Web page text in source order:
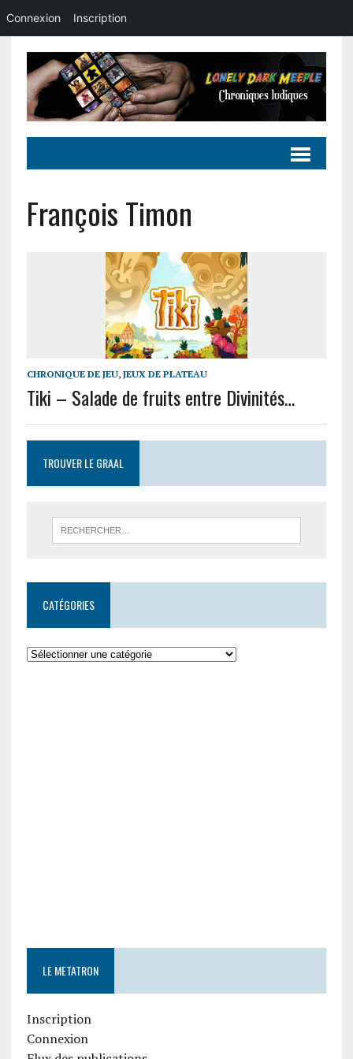
François Timon
CHRONIQUE DE JEU, JEUX DE PLATEAU
Tiki – Salade de fruits entre Divinités…
TROUVER LE GRAAL
CATÉGORIES
LE METATRON
Inscription
Connexion
Connexion Inscription